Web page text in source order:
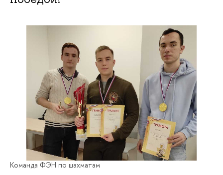
Команда ФЭН по шахматам